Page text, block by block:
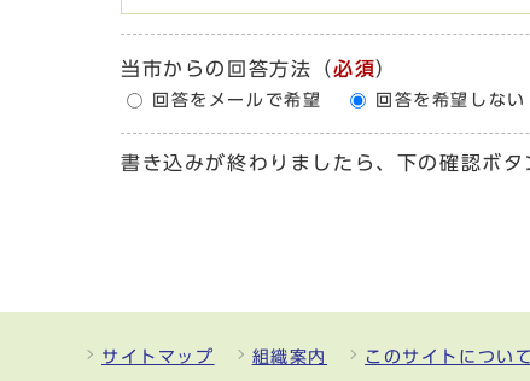
当市からの回答方法 （必須）
回答をメールで希望 回答を希望しない
書き込みが終わりましたら、下の確認ボタ
サイトマップ 組織案内
このサイトについて